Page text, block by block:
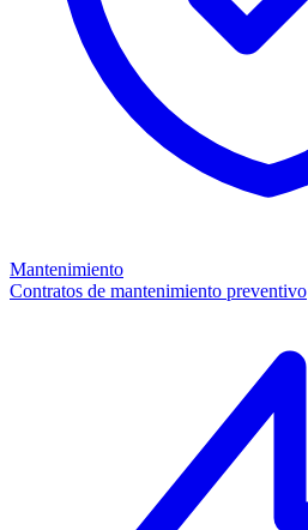
Mantenimiento
Contratos de mantenimiento preventivo